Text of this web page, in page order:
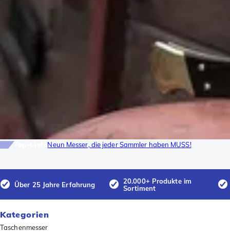
Neun Messer, die jeder Sammler haben MUSS!
Über 25 Jahre Erfahrung
20.000+ Produkte im
Sortiment
Kategorien
Taschenmesser